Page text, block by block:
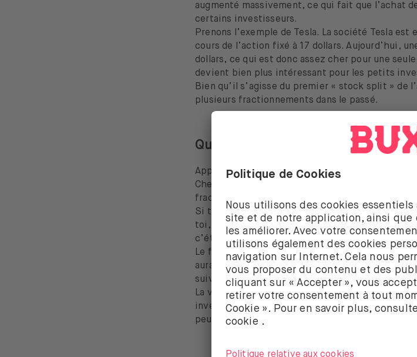
augmenté massivement, ce qui fait que l’achat
certains investisseurs.
Prenons l’exemple de Tesla. La société Tesla
cours de l’action fixé à 17 dollars. Aujourd’hui,
dollars, ce qui est donc assez cher pour une
devient bien plus intéressant pour les petits
Bien qu’il s’agisse du premier « stock split » de
plusieurs fractionnements dans le passé.
Que vont devenir mes actions
Apple et Tesla procéderont au fractionnement de
Chez Apple, la division est de 1:4 (une action
fractionnement à 1:5 (une action pour cinq).
Si tu as investi dans Apple ou Tesla avec BUX
toi, à condition que tu aies des actions de la
c’était le 24 août, et pour Tesla, le 21 août.
Le fractionnement aura lieu après la fermeture
auras automatiquement les actions
suivant, c’est-à-dire le lundi 31 août.
La valeur de chaque action individuelle
investissement total dans l’entreprise ne
peux désormais acheter des actions